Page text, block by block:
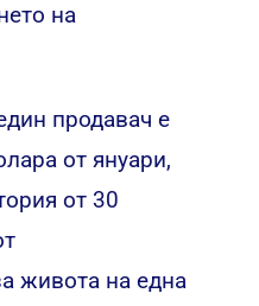
на
продавач е
от януари,
от 30
живота на една